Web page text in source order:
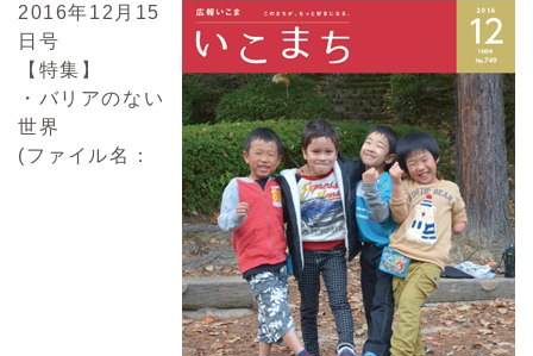
2016年12月15
日号
【特集】
・バリアのない
世界
(ファイル名：